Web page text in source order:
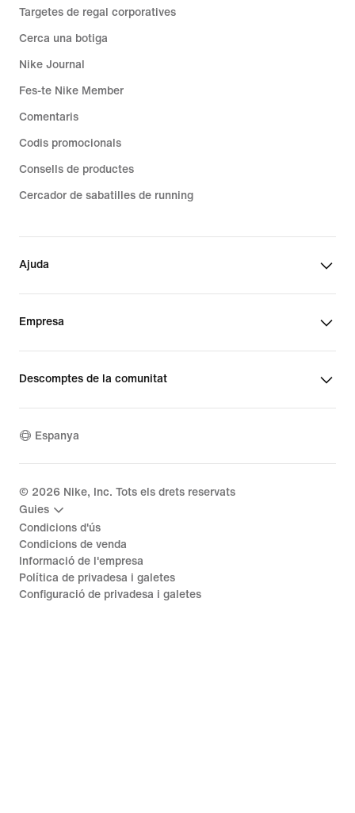
Targetes de regal corporatives
Cerca una botiga
Nike Journal
Fes-te Nike Member
Comentaris
Codis promocionals
Consells de productes
Cercador de sabatilles de running
Ajuda
Empresa
Descomptes de la comunitat
Espanya
© 2026 Nike, Inc. Tots els drets reservats
Guies
Condicions d'ús
Condicions de venda
Informació de l'empresa
Política de privadesa i galetes
Configuració de privadesa i galetes